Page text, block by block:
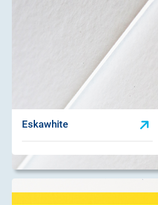
Eskawhite